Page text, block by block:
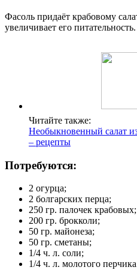
Фасоль придаёт крабовому
увеличивает его питательность.
Читайте также:
Необыкновенный салат
– рецепты
Потребуются:
2 огурца;
2 болгарских перца;
250 гр. палочек крабовых;
200 гр. брокколи;
50 гр. майонеза;
50 гр. сметаны;
1/4 ч. л. соли;
1/4 ч. л. молотого